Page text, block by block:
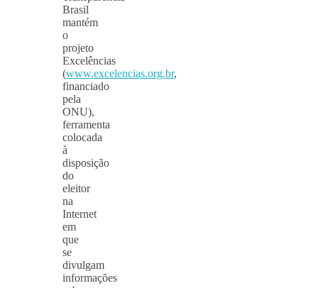
Brasil
mantém
o
projeto
Excelências
(www.excelencias.org.br,
financiado
pela
ONU),
ferramenta
colocada
à
disposição
do
eleitor
na
Internet
em
que
se
divulgam
informações